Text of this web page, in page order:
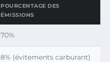
POURCENTAGE DES
ÉMISSIONS
70%
8% (évitements carburant)